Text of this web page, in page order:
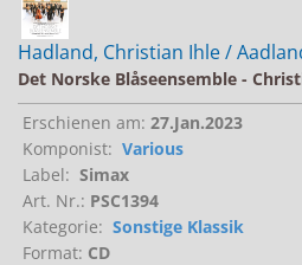
Hadland, Christian Ihle /
Det Norske Blåseensemble -
Erschienen am: 27.Jan.2023
Komponist: Various
Label: Simax
Art. Nr.: PSC1394
Kategorie: Sonstige Klassik
Format: CD